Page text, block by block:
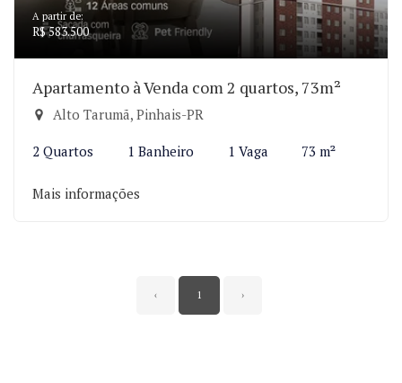
A partir de:
R$ 583.500
Apartamento à Venda com 2 quartos, 73m²
Alto Tarumã, Pinhais-PR
2 Quartos 1 Banheiro 1 Vaga 73 m²
Mais informações
‹ 1 ›